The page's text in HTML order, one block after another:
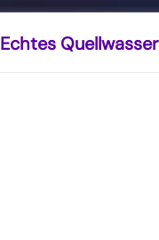
Echtes Quellwasser